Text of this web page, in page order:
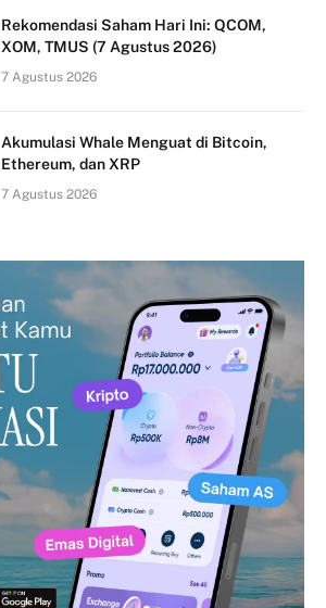
Rekomendasi Saham Hari Ini: QCOM,
XOM, TMUS (7 Agustus 2026)
7 Agustus 2026
Akumulasi Whale Menguat di Bitcoin,
Ethereum, dan XRP
7 Agustus 2026